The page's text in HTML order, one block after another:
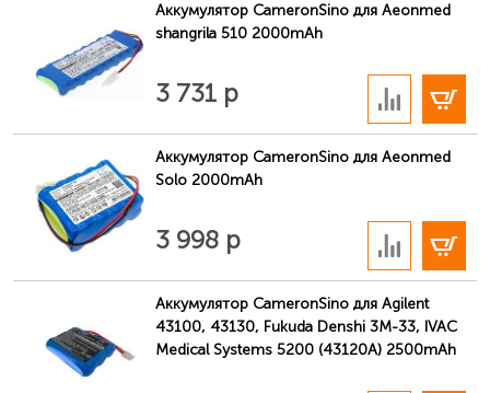
Аккумулятор CameronSino для Aeonmed
shangrila 510 2000mAh
3 731 р
Аккумулятор CameronSino для Aeonmed
Solo 2000mAh
3 998 р
Аккумулятор CameronSino для Agilent
43100, 43130, Fukuda Denshi 3M-33, IVAC
Medical Systems 5200 (43120A) 2500mAh